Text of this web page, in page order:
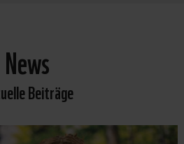
News
Beiträge